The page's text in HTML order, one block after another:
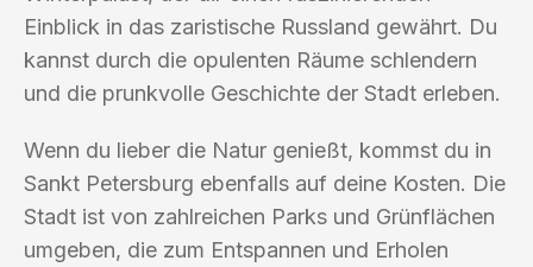
Einblick in das zaristische Russland gewährt. Du
kannst durch die opulenten Räume schlendern
und die prunkvolle Geschichte der Stadt erleben.
Wenn du lieber die Natur genießt, kommst du in
Sankt Petersburg ebenfalls auf deine Kosten. Die
Stadt ist von zahlreichen Parks und Grünflächen
umgeben, die zum Entspannen und Erholen